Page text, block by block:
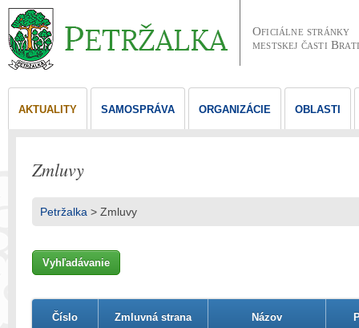
Oficiálne stránky
mestskej časti
AKTUALITY SAMOSPRÁVA ORGANIZÁCIE OBLASTI
Zmluvy
Petržalka > Zmluvy
Vyhľadávanie
Číslo Zmluvná strana Názov